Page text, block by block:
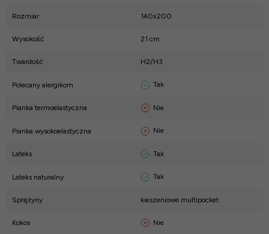
Rozmiar 140x200
Wysokość 21 cm
Twardość H2/H3
Polecany alergikom Tak
Pianka termoelastyczna Nie
Pianka wysokoelastyczna Nie
Lateks Tak
Lateks naturalny Tak
Sprężyny kieszeniowe multipocket
Kokos Nie